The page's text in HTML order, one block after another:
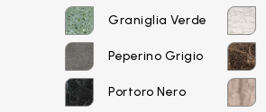
Graniglia Verde
Peperino Grigio
Portoro Nero